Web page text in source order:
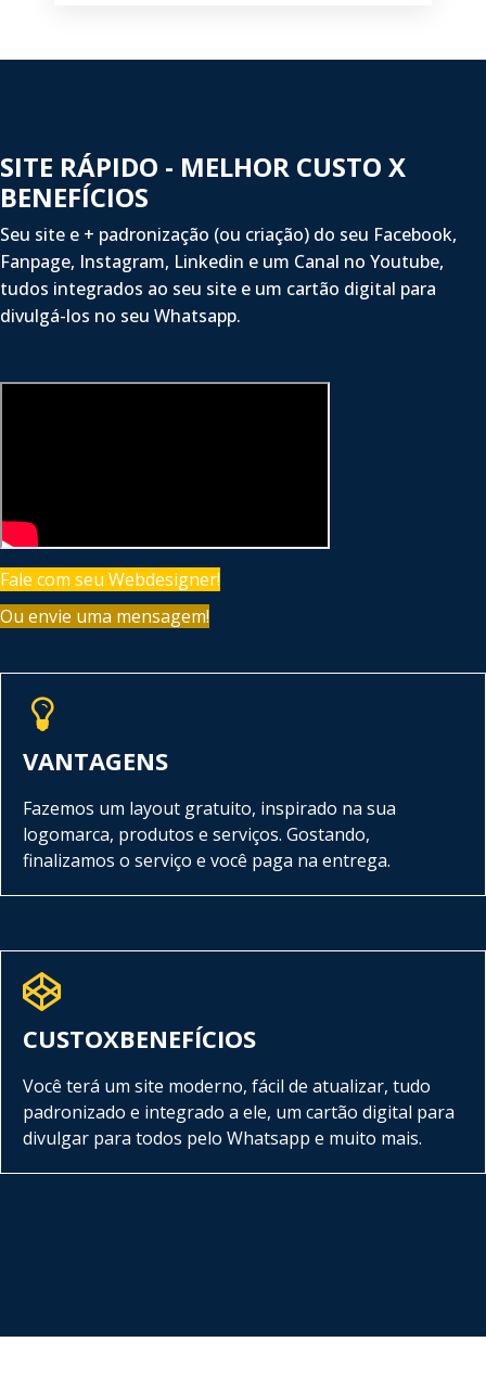
SITE RÁPIDO - MELHOR CUSTO X
BENEFÍCIOS
Seu site e + padronização (ou criação) do seu Facebook,
Fanpage, Instagram, Linkedin e um Canal no Youtube,
tudos integrados ao seu site e um cartão digital para
divulgá-los no seu Whatsapp.
Fale com seu Webdesigner!
Ou envie uma mensagem!
VANTAGENS
Fazemos um layout gratuito, inspirado na sua
logomarca, produtos e serviços. Gostando,
finalizamos o serviço e você paga na entrega.
CUSTOXBENEFÍCIOS
Você terá um site moderno, fácil de atualizar, tudo
padronizado e integrado a ele, um cartão digital para
divulgar para todos pelo Whatsapp e muito mais.